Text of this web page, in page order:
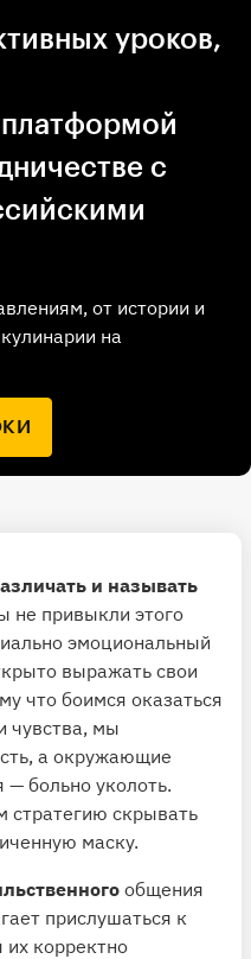
уроков,
с
от истории и
на
и называть
не привыкли этого
эмоциональный
выражать свои
что боимся оказаться
чувства, мы
а окружающие
— больно уколоть.
стратегию скрывать
маску.
общения
прислушаться к
их корректно